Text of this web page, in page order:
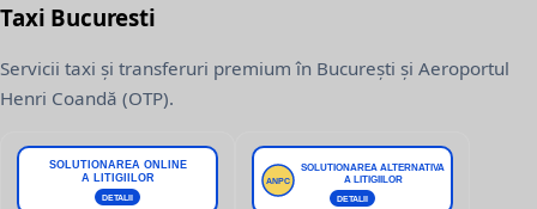
Taxi Bucuresti
Servicii taxi și transferuri premium în București și Aeroportul
Henri Coandă (OTP).